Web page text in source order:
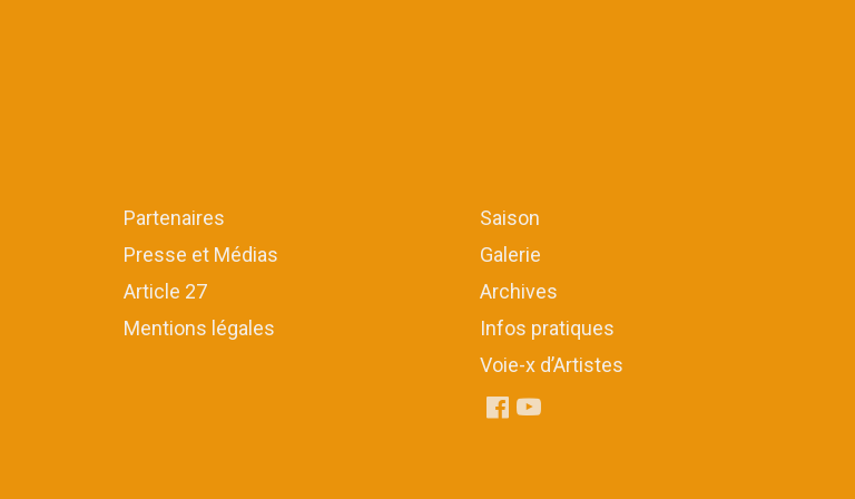
Partenaires
Presse et Médias
Article 27
Mentions légales
Saison
Galerie
Archives
Infos pratiques
Voie-x d’Artistes